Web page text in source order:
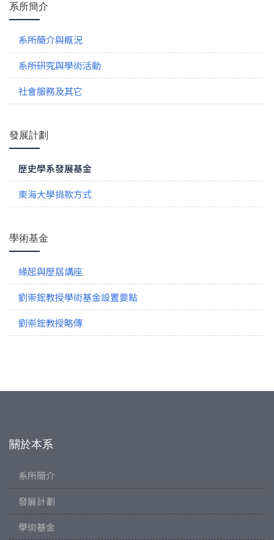
系所簡介
系所簡介與概況
系所研究與學術活動
社會服務及其它
發展計劃
歷史學系發展基金
東海大學捐款方式
學術基金
緣起與歷屆講座
劉崇鋐教授學術基金設置要點
劉崇鋐教授略傳
關於本系
系所簡介
發展計劃
學術基金